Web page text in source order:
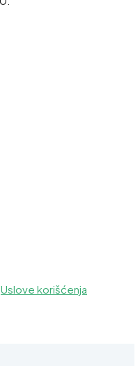
Uslove korišćenja